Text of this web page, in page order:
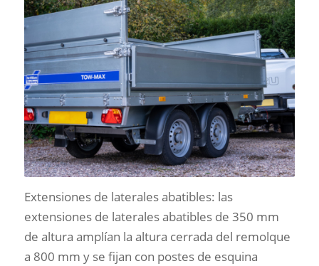
Extensiones de laterales abatibles: las
extensiones de laterales abatibles de 350 mm
de altura amplían la altura cerrada del remolque
a 800 mm y se fijan con postes de esquina